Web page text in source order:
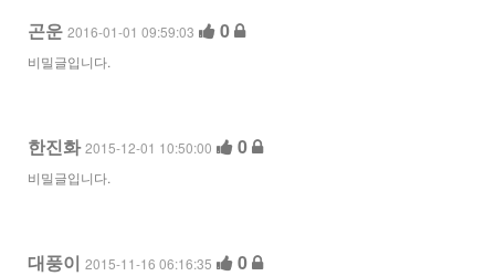
곤운 2016-01-01 09:59:03 0
비밀글입니다.
한진화2015-12-01 10:50:00 0
비밀글입니다.
대풍이 2015-11-16 06:16:35 0